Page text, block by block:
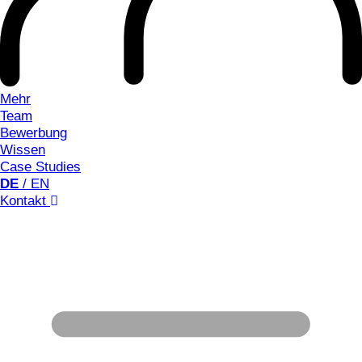
Mehr
Team
Bewerbung
Wissen
Case Studies
DE / EN
Kontakt